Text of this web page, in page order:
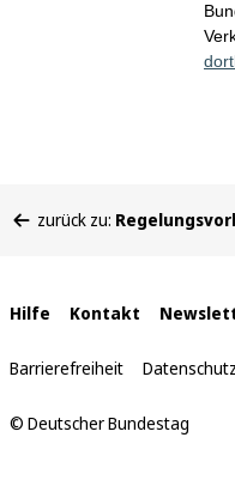
befinden
zurück zu:
Interne
Links
Hilfe Kontakt
Barrierefreiheit Datenschutz
© Deutscher Bundestag